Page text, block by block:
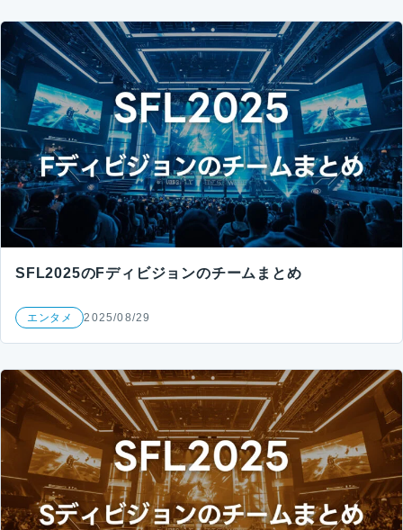
SFL2025のFディビジョンのチームまとめ
エンタメ 2025/08/29